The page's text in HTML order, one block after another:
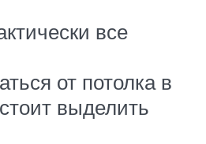
все
от потолка в
выделить